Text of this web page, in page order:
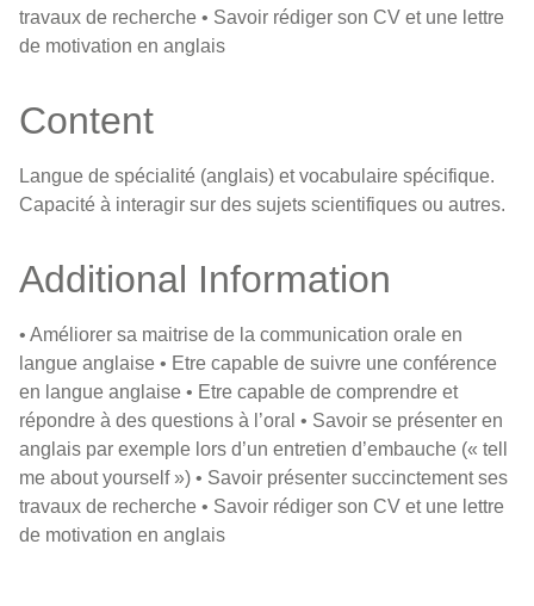
travaux de recherche • Savoir rédiger son CV et une lettre
de motivation en anglais
Content
Langue de spécialité (anglais) et vocabulaire spécifique.
Capacité à interagir sur des sujets scientifiques ou autres.
Additional Information
• Améliorer sa maitrise de la communication orale en
langue anglaise • Etre capable de suivre une conférence
en langue anglaise • Etre capable de comprendre et
répondre à des questions à l’oral • Savoir se présenter en
anglais par exemple lors d’un entretien d’embauche (« tell
me about yourself ») • Savoir présenter succinctement ses
travaux de recherche • Savoir rédiger son CV et une lettre
de motivation en anglais